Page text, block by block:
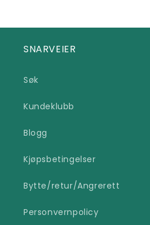
SNARVEIER
Søk
Kundeklubb
Blogg
Kjøpsbetingelser
Bytte/retur/Angrerett
Personvernpolicy